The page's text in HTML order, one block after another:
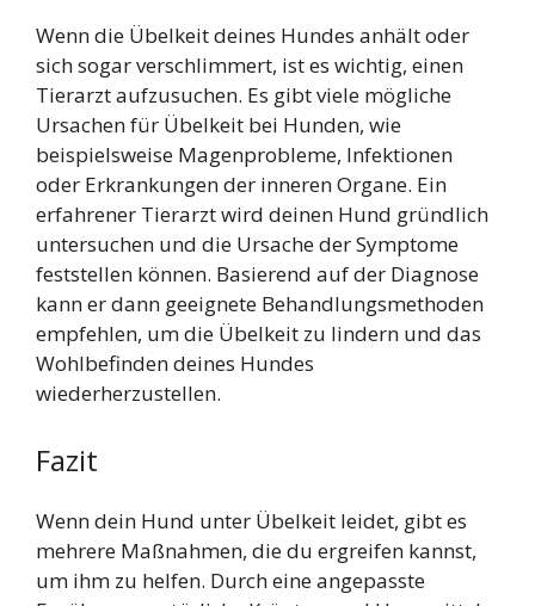
Wenn die Übelkeit deines Hundes anhält oder
sich sogar verschlimmert, ist es wichtig, einen
Tierarzt aufzusuchen. Es gibt viele mögliche
Ursachen für Übelkeit bei Hunden, wie
beispielsweise Magenprobleme, Infektionen
oder Erkrankungen der inneren Organe. Ein
erfahrener Tierarzt wird deinen Hund gründlich
untersuchen und die Ursache der Symptome
feststellen können. Basierend auf der Diagnose
kann er dann geeignete Behandlungsmethoden
empfehlen, um die Übelkeit zu lindern und das
Wohlbefinden deines Hundes
wiederherzustellen.
Fazit
Wenn dein Hund unter Übelkeit leidet, gibt es
mehrere Maßnahmen, die du ergreifen kannst,
um ihm zu helfen. Durch eine angepasste